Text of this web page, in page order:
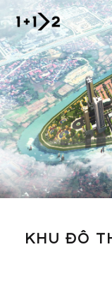
Nhảy đến nội dung
KHU ĐÔ